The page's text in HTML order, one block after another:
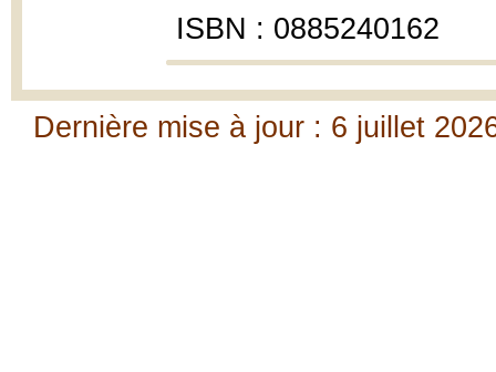
ISBN : 0885240162
Dernière mise à jour : 6 juillet